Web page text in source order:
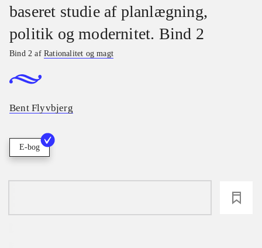
baseret studie af planlægning,
politik og modernitet. Bind 2
Bind 2 afRationalitet og magt
Bent Flyvbjerg
E-bog